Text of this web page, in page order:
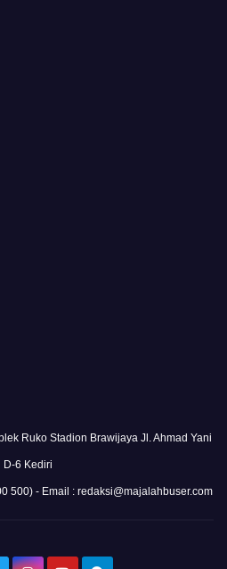
Ruko Stadion Brawijaya Jl. Ahmad Yani
D-6 Kediri
500) - Email : redaksi@majalahbuser.com